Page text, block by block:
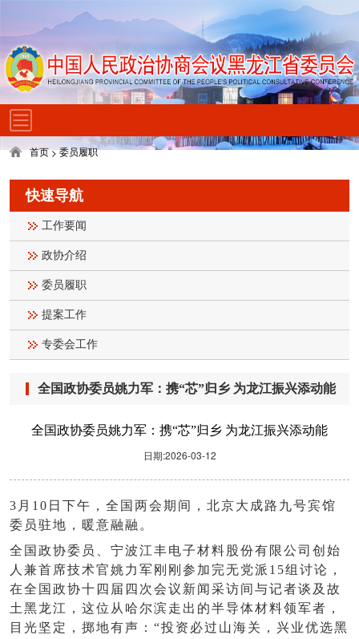
首页>委员履职
快速导航
工作要闻
政协介绍
委员履职
提案工作
专委会工作
全国政协委员姚力军：携“芯”归乡 为龙江振兴添动能
全国政协委员姚力军：携“芯”归乡 为龙江振兴添动能
日期:2026-03-12
3月10日下午，全国两会期间，北京大成路九号宾馆
委员驻地，暖意融融。
全国政协委员、宁波江丰电子材料股份有限公司创始
人兼首席技术官姚力军刚刚参加完无党派 15组讨论，
在全国政协十四届四次会议新闻采访间与记者谈及故
土黑龙江，这位从哈尔滨走出的半导体材料领军者，
目光坚定，掷地有声：“投资必过山海关，兴业优选黑